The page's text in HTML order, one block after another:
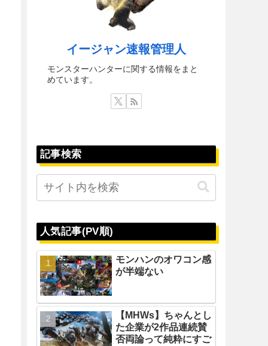
イージャン速報管理人
モンスターハンターに関する情報をまと
めています。
記事検索
人気記事(PV順)
モンハンのオワコン感
が半端ない
【MHWs】ちゃんとし
た企業が2作品連続賛
否両論って純粋にすご